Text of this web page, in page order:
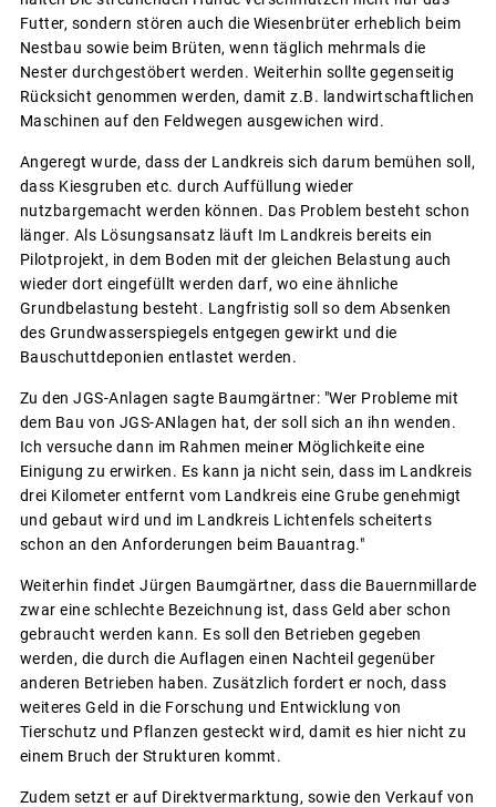
Futter, sondern stören auch die Wiesenbrüter erheblich beim
Nestbau sowie beim Brüten, wenn täglich mehrmals die
Nester durchgestöbert werden. Weiterhin sollte gegenseitig
Rücksicht genommen werden, damit z.B. landwirtschaftlichen
Maschinen auf den Feldwegen ausgewichen wird.
Angeregt wurde, dass der Landkreis sich darum bemühen soll,
dass Kiesgruben etc. durch Auffüllung wieder
nutzbargemacht werden können. Das Problem besteht schon
länger. Als Lösungsansatz läuft Im Landkreis bereits ein
Pilotprojekt, in dem Boden mit der gleichen Belastung auch
wieder dort eingefüllt werden darf, wo eine ähnliche
Grundbelastung besteht. Langfristig soll so dem Absenken
des Grundwasserspiegels entgegen gewirkt und die
Bauschuttdeponien entlastet werden.
Zu den JGS-Anlagen sagte Baumgärtner: "Wer Probleme mit
dem Bau von JGS-ANlagen hat, der soll sich an ihn wenden.
Ich versuche dann im Rahmen meiner Möglichkeite eine
Einigung zu erwirken. Es kann ja nicht sein, dass im Landkreis
drei Kilometer entfernt vom Landkreis eine Grube genehmigt
und gebaut wird und im Landkreis Lichtenfels scheiterts
schon an den Anforderungen beim Bauantrag."
Weiterhin findet Jürgen Baumgärtner, dass die Bauernmillarde
zwar eine schlechte Bezeichnung ist, dass Geld aber schon
gebraucht werden kann. Es soll den Betrieben gegeben
werden, die durch die Auflagen einen Nachteil gegenüber
anderen Betrieben haben. Zusätzlich fordert er noch, dass
weiteres Geld in die Forschung und Entwicklung von
Tierschutz und Pflanzen gesteckt wird, damit es hier nicht zu
einem Bruch der Strukturen kommt.
Zudem setzt er auf Direktvermarktung, sowie den Verkauf von